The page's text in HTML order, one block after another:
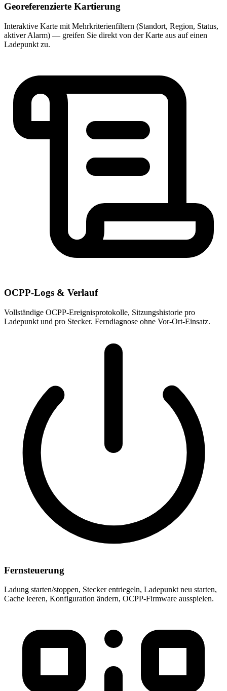
Georeferenzierte Kartierung
Interaktive Karte mit Mehrkriterienfiltern (Standort, Region, Status,
aktiver Alarm) — greifen Sie direkt von der Karte aus auf einen
Ladepunkt zu.
OCPP-Logs & Verlauf
Vollständige OCPP-Ereignisprotokolle, Sitzungshistorie pro
Ladepunkt und pro Stecker. Ferndiagnose ohne Vor-Ort-Einsatz.
Fernsteuerung
Ladung starten/stoppen, Stecker entriegeln, Ladepunkt neu starten,
Cache leeren, Konfiguration ändern, OCPP-Firmware ausspielen.